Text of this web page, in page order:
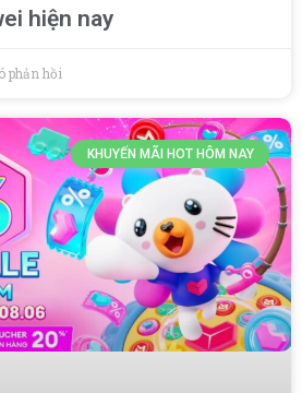
hiện nay
phản hồi
KHUYẾN MÃI HOT HÔM NAY